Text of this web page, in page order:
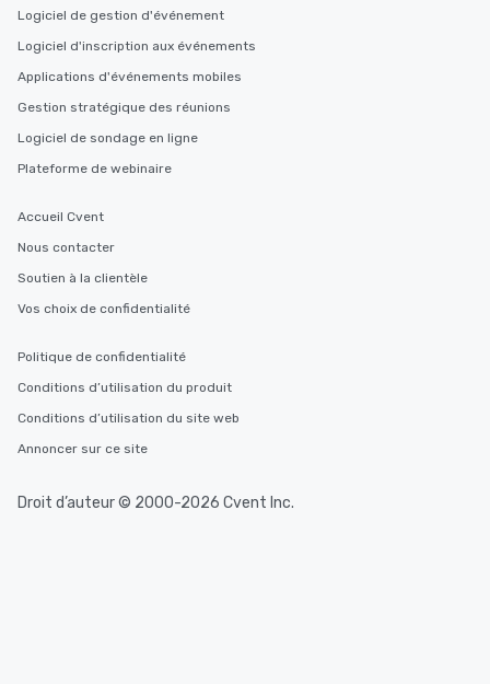
Logiciel de gestion d'événement
Logiciel d'inscription aux événements
Applications d'événements mobiles
Gestion stratégique des réunions
Logiciel de sondage en ligne
Plateforme de webinaire
Accueil Cvent
Nous contacter
Soutien à la clientèle
Vos choix de confidentialité
Politique de confidentialité
Conditions d’utilisation du produit
Conditions d’utilisation du site web
Annoncer sur ce site
Droit d’auteur © 2000-2026 Cvent Inc.